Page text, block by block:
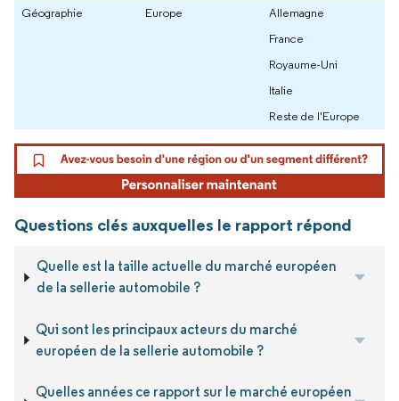
Géographie Europe
Allemagne
France
Royaume-Uni
Italie
Reste de l'Europe
Questions clés auxquelles le rapport répond
Quelle est la taille actuelle du marché européen
de la sellerie automobile ?
Qui sont les principaux acteurs du marché
européen de la sellerie automobile ?
Quelles années ce rapport sur le marché européen